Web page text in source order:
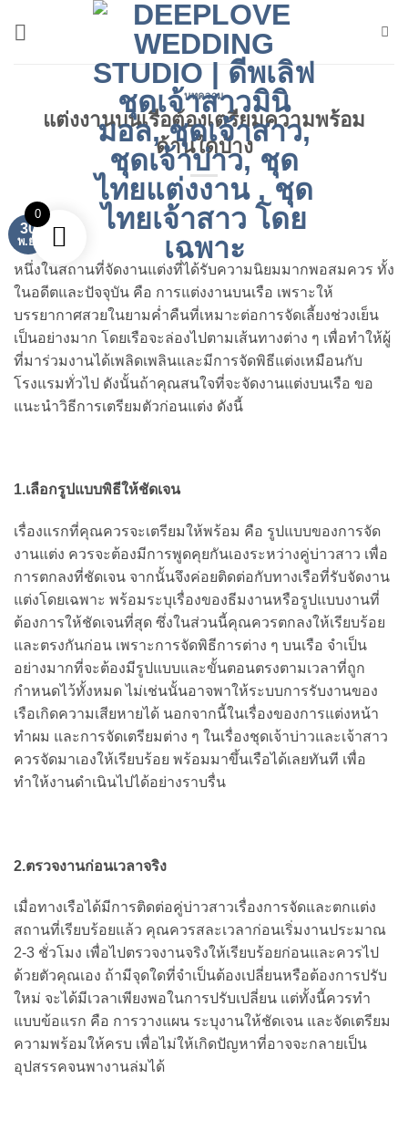
บทความ
แต่งงานบนเรือต้องเตรียมความพร้อม
ด้านใดบ้าง
30
พ.ย.
หนึ่งในสถานที่จัดงานแต่งที่ได้รับความนิยมมากพอสมควร ทั้ง
ในอดีตและปัจจุบัน คือ การแต่งงานบนเรือ เพราะให้
บรรยากาศสวยในยามค่ำคืนที่เหมาะต่อการจัดเลี้ยงช่วงเย็น
เป็นอย่างมาก โดยเรือจะล่องไปตามเส้นทางต่าง ๆ เพื่อทำให้ผู้
ที่มาร่วมงานได้เพลิดเพลินและมีการจัดพิธีแต่งเหมือนกับ
โรงแรมทั่วไป ดังนั้นถ้าคุณสนใจที่จะจัดงานแต่งบนเรือ ขอ
แนะนำวิธีการเตรียมตัวก่อนแต่ง ดังนี้
1.เลือกรูปแบบพิธีให้ชัดเจน
เรื่องแรกที่คุณควรจะเตรียมให้พร้อม คือ รูปแบบของการจัด
งานแต่ง ควรจะต้องมีการพูดคุยกันเองระหว่างคู่บ่าวสาว เพื่อ
การตกลงที่ชัดเจน จากนั้นจึงค่อยติดต่อกับทางเรือที่รับจัดงาน
แต่งโดยเฉพาะ พร้อมระบุเรื่องของธีมงานหรือรูปแบบงานที่
ต้องการให้ชัดเจนที่สุด ซึ่งในส่วนนี้คุณควรตกลงให้เรียบร้อย
และตรงกันก่อน เพราะการจัดพิธีการต่าง ๆ บนเรือ จำเป็น
อย่างมากที่จะต้องมีรูปแบบและขั้นตอนตรงตามเวลาที่ถูก
กำหนดไว้ทั้งหมด ไม่เช่นนั้นอาจพาให้ระบบการรับงานของ
เรือเกิดความเสียหายได้ นอกจากนี้ในเรื่องของการแต่งหน้า
ทำผม และการจัดเตรียมต่าง ๆ ในเรื่องชุดเจ้าบ่าวและเจ้าสาว
ควรจัดมาเองให้เรียบร้อย พร้อมมาขึ้นเรือได้เลยทันที เพื่อ
ทำให้งานดำเนินไปได้อย่างราบรื่น
2.ตรวจงานก่อนเวลาจริง
เมื่อทางเรือได้มีการติดต่อคู่บ่าวสาวเรื่องการจัดและตกแต่ง
สถานที่เรียบร้อยแล้ว คุณควรสละเวลาก่อนเริ่มงานประมาณ
2-3 ชั่วโมง เพื่อไปตรวจงานจริงให้เรียบร้อยก่อนและควรไป
ด้วยตัวคุณเอง ถ้ามีจุดใดที่จำเป็นต้องเปลี่ยนหรือต้องการปรับ
ใหม่ จะได้มีเวลาเพียงพอในการปรับเปลี่ยน แต่ทั้งนี้ควรทำ
แบบข้อแรก คือ การวางแผน ระบุงานให้ชัดเจน และจัดเตรียม
ความพร้อมให้ครบ เพื่อไม่ให้เกิดปัญหาที่อาจจะกลายเป็น
อุปสรรคจนพางานล่มได้
0